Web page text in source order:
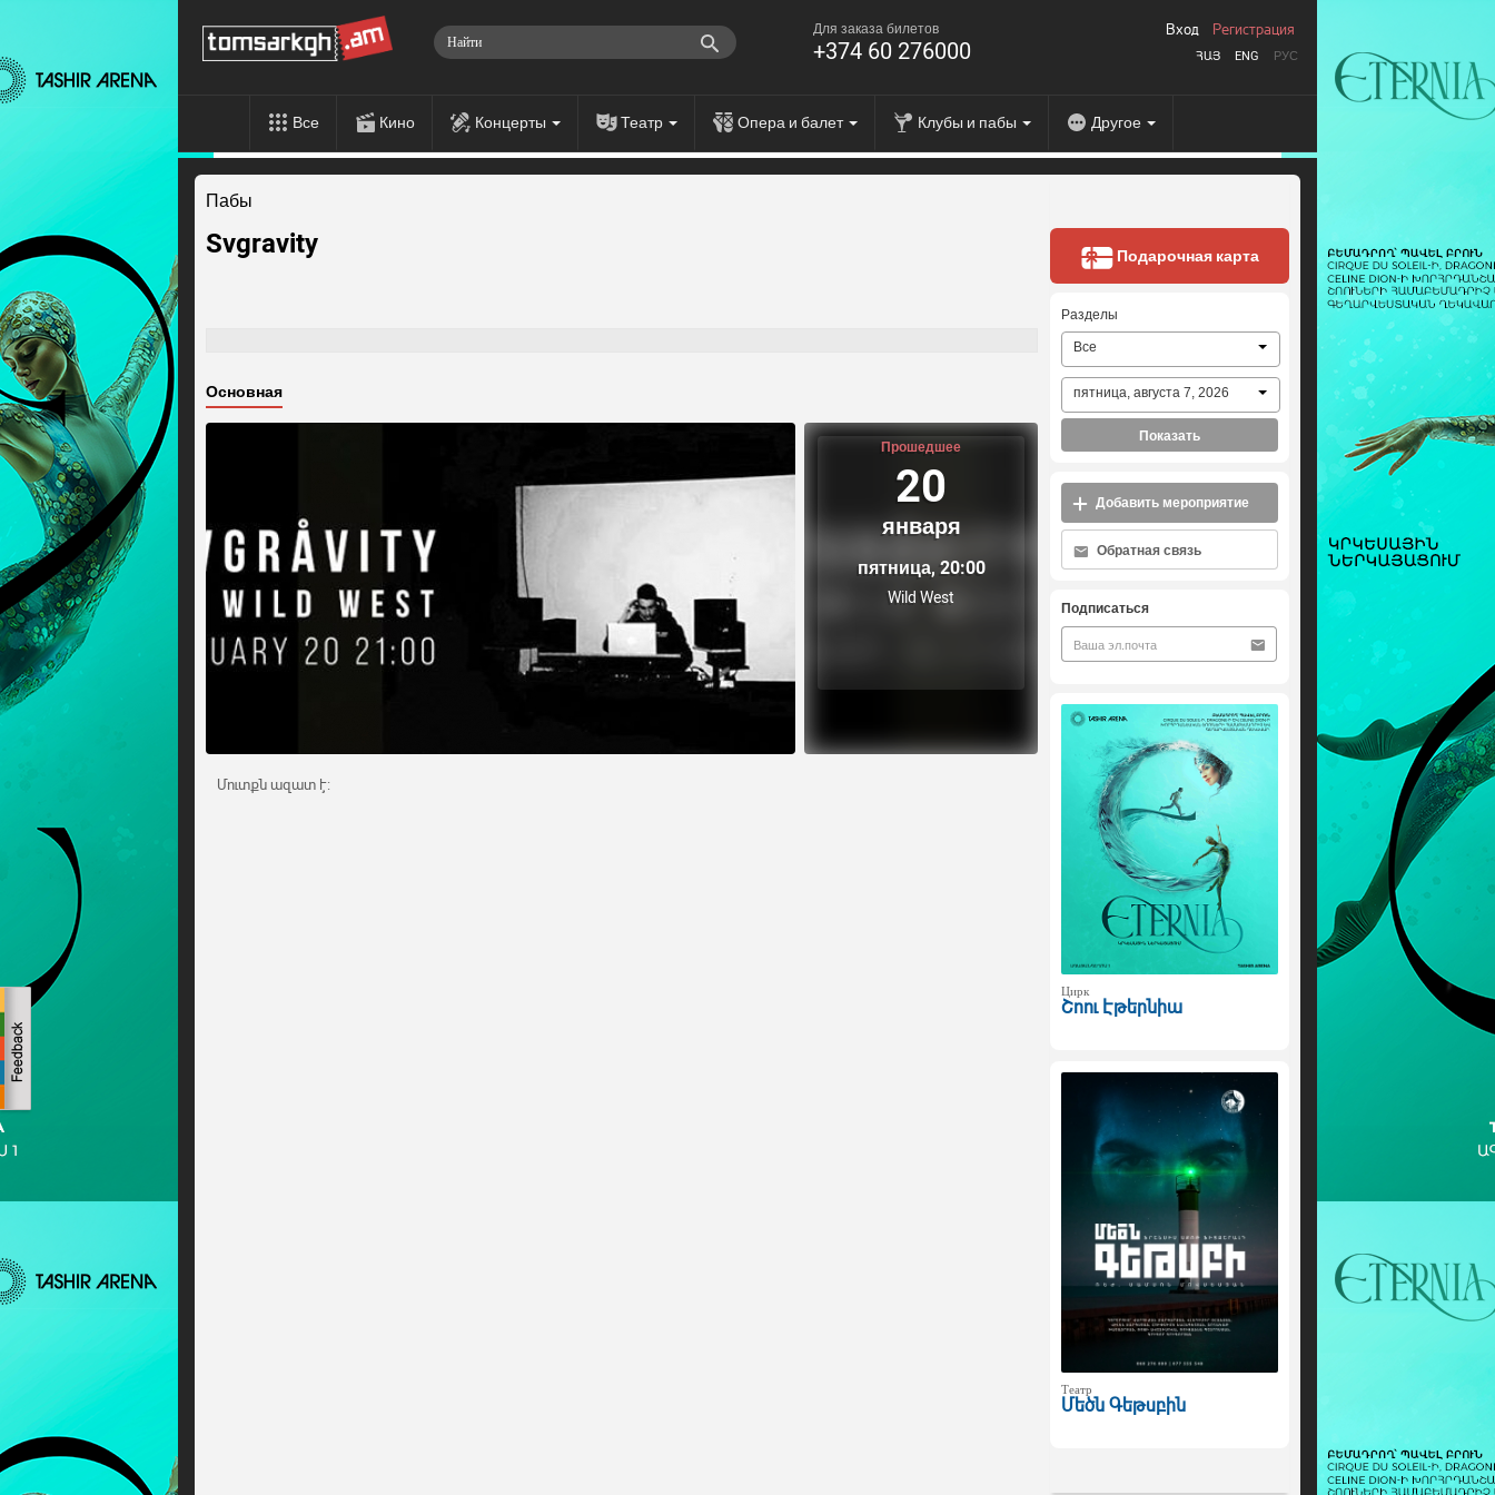
Для заказа билетов
+374 60 276000 ՀԱՅ ENG РУС
Вход Регистрация
Все Кино Концерты Театр Опера и балет Клубы и пабы Другое
Пабы
Svgravity
Основная
Прошедшее
20
января
пятница, 20:00
Wild West
Մուտքն ազատ է:
Подарочная карта
Разделы
Все
пятница, августа 7, 2026
Показать
Добавить мероприятие
Обратная связь
Подписаться
Цирк
Շոու Էթերնիա
Театр
Մեծն Գեթսբին